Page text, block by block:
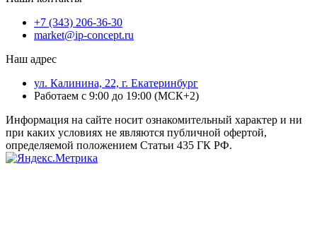
+7 (343) 206-36-30
market@ip-concept.ru
Наш адрес
ул. Калинина, 22, г. Екатеринбург
Работаем с 9:00 до 19:00 (МСК+2)
Информация на сайте носит ознакомительный характер и ни
при каких условиях не являются публичной офертой,
определяемой положением Статьи 435 ГК РФ.